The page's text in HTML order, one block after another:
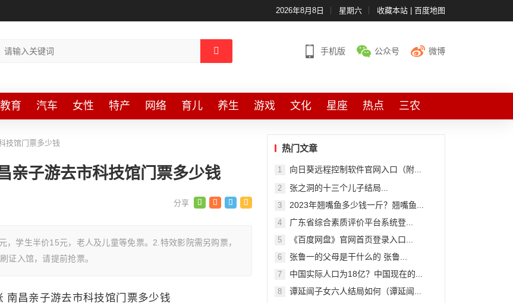
2026年8月8日 星期六 收藏本站| 百度地图
手机版 公众号 微博
教育 汽车 女性 特产 网络 育儿 养生 游戏 文化 星座 热点 三农
技馆门票多少钱
亲子游去市科技馆门票多少钱
学生半价15元，老人及儿童等免票。2.特效影院需另购票，
证入馆，请提前抢票。
热门文章
1 向日葵远程控制软件官网入口（附...
2 张之洞的十三个儿子结局...
3 2023年翘嘴鱼多少钱一斤？翘嘴鱼...
4 广东省综合素质评价平台系统登...
5 《百度网盘》官网首页登录入口...
6 张鲁一的父母是干什么的 张鲁...
7 中国实际人口为18亿？中国现在的...
8 谭延闿子女六人结局如何（谭延闿...